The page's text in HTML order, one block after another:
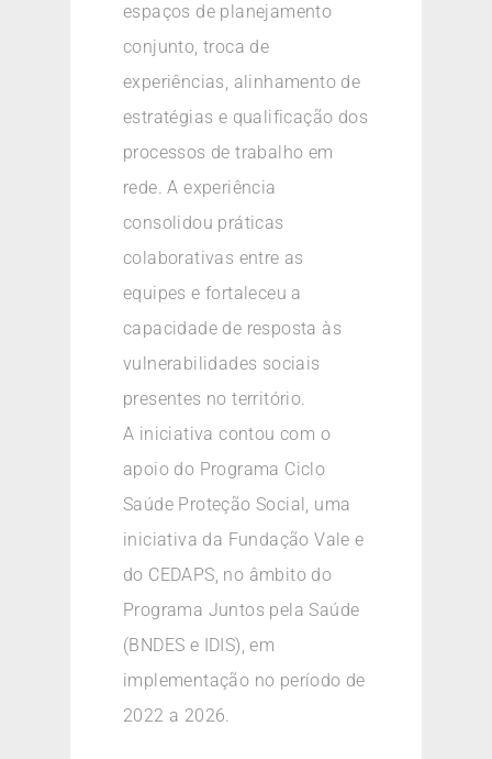
espaços de planejamento
conjunto, troca de
experiências, alinhamento de
estratégias e qualificação dos
processos de trabalho em
rede. A experiência
consolidou práticas
colaborativas entre as
equipes e fortaleceu a
capacidade de resposta às
vulnerabilidades sociais
presentes no território.
A iniciativa contou com o
apoio do Programa Ciclo
Saúde Proteção Social, uma
iniciativa da Fundação Vale e
do CEDAPS, no âmbito do
Programa Juntos pela Saúde
(BNDES e IDIS), em
implementação no período de
2022 a 2026.